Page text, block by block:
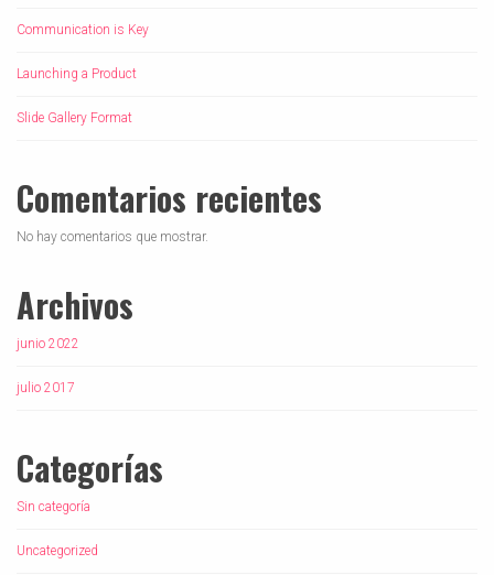
Communication is Key
Launching a Product
Slide Gallery Format
Comentarios recientes
No hay comentarios que mostrar.
Archivos
junio 2022
julio 2017
Categorías
Sin categoría
Uncategorized